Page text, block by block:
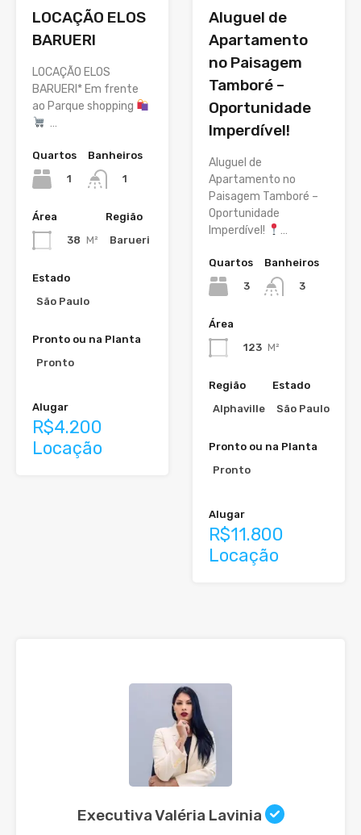
LOCAÇÃO ELOS
BARUERI
LOCAÇÃO ELOS
BARUERI* Em frente
ao Parque shopping
…
Quartos
1
Banheiros
1
Área
38 M²
Região
Barueri
Estado
São Paulo
Pronto ou na Planta
Pronto
Alugar
R$4.200
Locação
Aluguel de
Apartamento
no Paisagem
Tamboré –
Oportunidade
Imperdível!
Aluguel de
Apartamento no
Paisagem Tamboré –
Oportunidade
Imperdível!
…
Quartos
3
Banheiros
3
Área
123 M²
Região
Alphaville
Estado
São Paulo
Pronto ou na Planta
Pronto
Alugar
R$11.800
Locação
Executiva Valéria Lavinia